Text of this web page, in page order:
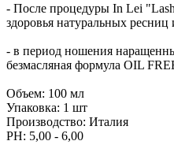
- После процедуры In Lei
здоровья натуральных ресниц
- в период ношения
безмасляная формула OIL
Объем: 100 мл
Упаковка: 1 шт
Производство: Италия
PH: 5,00 - 6,00